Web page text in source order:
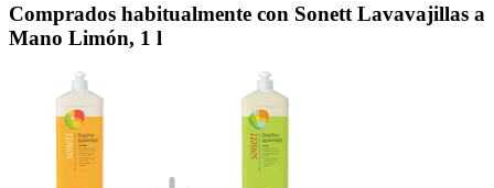
Comprados habitualmente con Sonett Lavavajillas a
Mano Limón, 1 l